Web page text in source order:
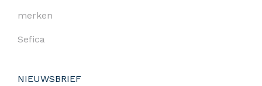
merken
Sefica
NIEUWSBRIEF